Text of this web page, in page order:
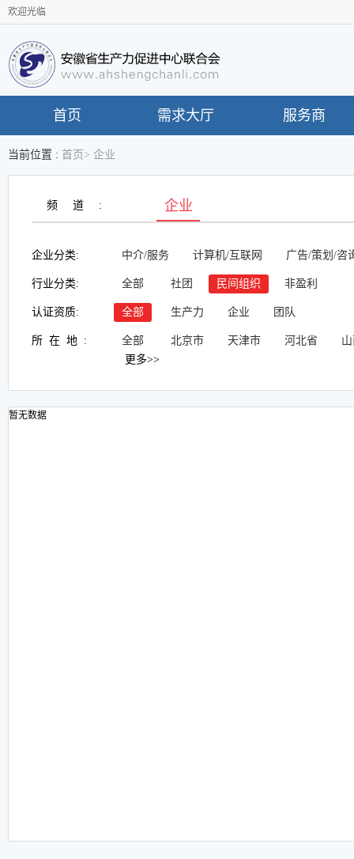
欢迎光临
首页 需求大厅 服务商
当前位置 : 首页 > 企业
频道: 企业
企业分类: 中介/服务 计算机/互联网 广告/策划/咨
行业分类: 全部 社团 民间组织 非盈利
认证资质: 全部 生产力 企业 团队
所在地: 全部 北京市 天津市 河北省
更多>>
暂无数据